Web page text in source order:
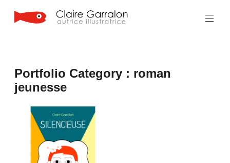
au
Portfolio Category : roman
jeunesse